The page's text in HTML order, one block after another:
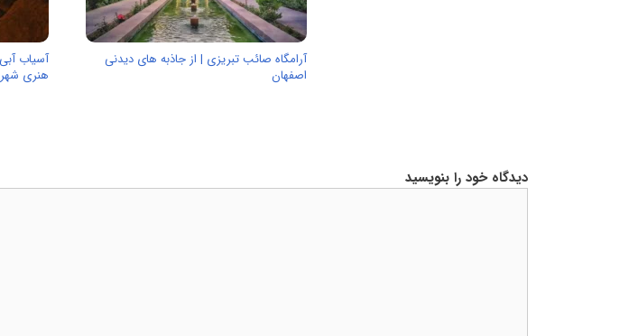
آرامگاه صائب تبریزی | از جاذبه های دیدنی
اصفهان
آسیاب
هنری
دیدگاه خود را بنویسید